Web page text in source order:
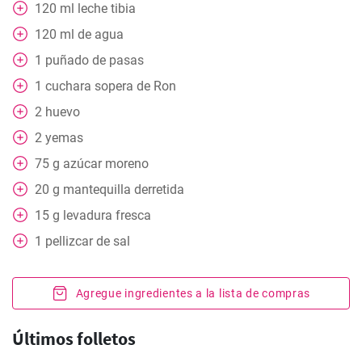
120 ml leche tibia
120 ml de agua
1 puñado de pasas
1 cuchara sopera de Ron
2 huevo
2 yemas
75 g azúcar moreno
20 g mantequilla derretida
15 g levadura fresca
1 pellizcar de sal
Agregue ingredientes a la lista de compras
Últimos folletos